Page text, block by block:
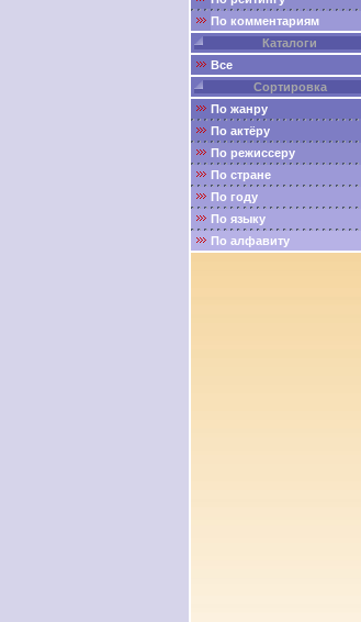
По комментариям
Каталоги
Все
Сортировка
По жанру
По актёру
По режиссеру
По стране
По году
По языку
По алфавиту